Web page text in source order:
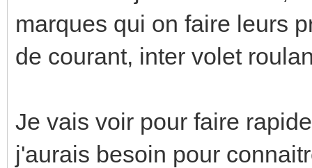
marques qui on faire leurs
de courant, inter volet
Je vais voir pour faire
j'aurais besoin pour